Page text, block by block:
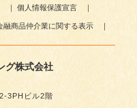
｜ 個人情報保護宣言｜
融商品仲介業に関する表示｜
グ株式会社
3PHビル2階